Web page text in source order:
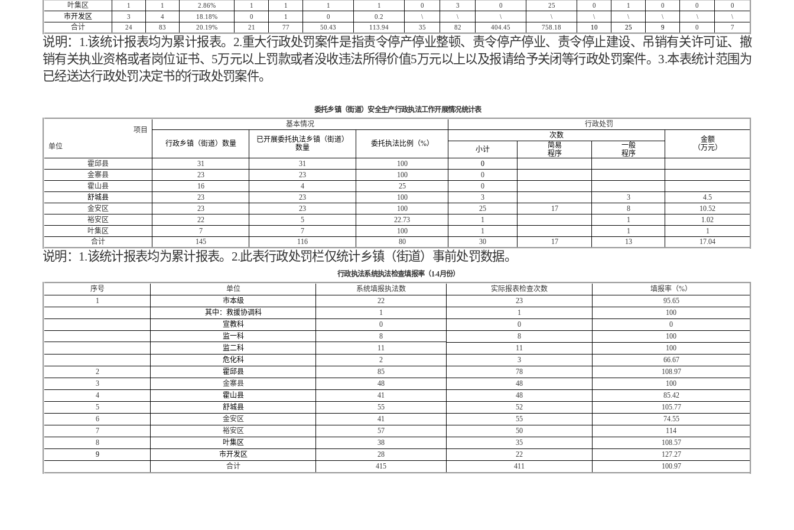
叶集区 1 1 2.86% 1 1 1 1 0 3 0 25 0 1 0 0 0
市开发区 3 4 18.18% 0 1 0 0.2 \ \ \ \ \ \ \ \ \
合计 24 83 20.19% 21 77 50.43 113.94 35 82 404.45 758.18 10 25 9 0 7
说明： 1.该统计报表均为累计报表。2.重大行政处罚案件是指责令停产停业整顿、责令停产停业、责令停止建设、吊销有关许可证、撤
销有关执业资格或者岗位证书、5万元以上罚款或者没收违法所得价值5万元以上以及报请给予关闭等行政处罚案件。 3.本表统计范围为
已经送达行政处罚决定书的行政处罚案件。
委托乡镇（街道）安全生产行政执法工作开展情况统计表
项 目
单位
基本情况 行政处罚
行政乡镇（街道）数量
已开展委托执法乡镇（街道）
数量
委托执法比例 （%）
次数
金额
（万元）
小计
简易
程序
一般
程序
霍邱县
31 31 100
0
金寨县
23 23 100
0
霍山县
16 4 25
0
舒城县
23 23 100 3 3
4.5
金安区
23 23 100 25 17 8
10.52
裕安区
22 5 22.73 1 1
1.02
叶集区
7 7 100 1 1
1
合计
145 116 80 30 17 13 17.04
说明： 1.该统计报表均为累计报表。2.此表行政处罚栏仅统计乡镇（街道）事前处罚数据。
行政执法系统执法检查填报率（1-4月份）
序号
单位 系统填报执法数 实际报表检查次数
填报率（%）
1
市本级 22 23
95.65
其中：救援协调科
1 1
100
宣教科
0 0
0
监一科
8 8
100
监二科
11 11
100
危化科
2 3
66.67
2
霍邱县 85 78
108.97
3
金寨县 48 48
100
4
霍山县 41 48
85.42
5
舒城县 55 52
105.77
6
金安区 41 55
74.55
7
裕安区 57 50
114
8
叶集区 38 35
108.57
9
市开发区 28 22
127.27
合计
415 411 100.97